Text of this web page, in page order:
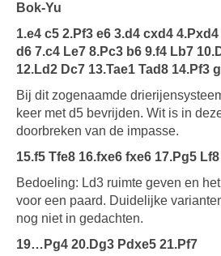
Bok-Yu
1.e4 c5 2.Pf3 e6 3.d4 cxd4
d6 7.c4 Le7 8.Pc3 b6 9.f4 Lb7
12.Ld2 Dc7 13.Tae1 Tad8 14.Pf3
Bij dit zogenaamde
keer met d5 bevrijden. Wit is in
doorbreken van de impasse.
15.f5 Tfe8 16.fxe6 fxe6 17.Pg5
Bedoeling: Ld3 ruimte geven en
voor een paard. Duidelijke
nog niet in gedachten.
19…Pg4 20.Dg3 Pdxe5 21.Pf7